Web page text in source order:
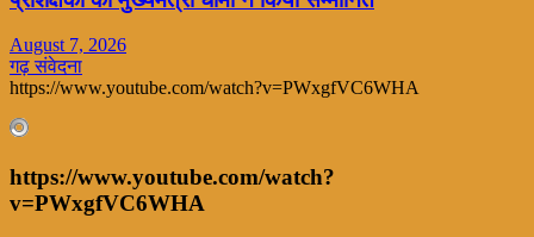
August 7, 2026
गढ़ संवेदना
https://www.youtube.com/watch?v=PWxgfVC6WHA
https://www.youtube.com/watch?
v=PWxgfVC6WHA